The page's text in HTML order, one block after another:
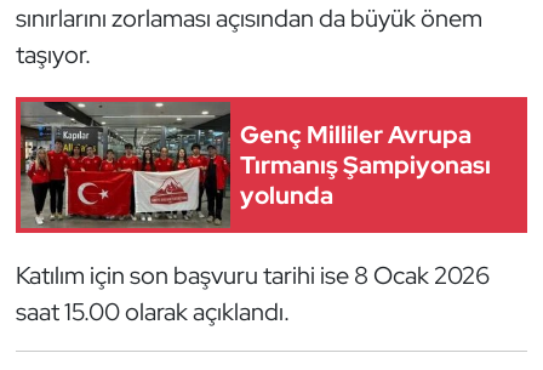
sınırlarını zorlaması açısından da büyük önem
taşıyor.
Genç Milliler Avrupa
Tırmanış Şampiyonası
yolunda
Katılım için son başvuru tarihi ise 8 Ocak 2026
saat 15.00 olarak açıklandı.
Halter
Hava Sporları
Hentbol
İşitme Engelli Sporcular
Judo ve Kuraş